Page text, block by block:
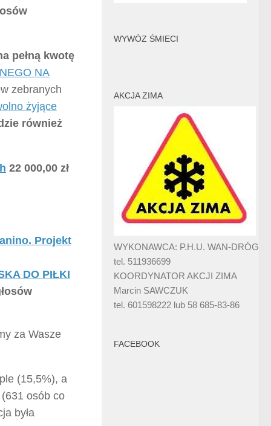
pełną kwotę
NA
zebranych
żyjące
również
22 000,00 zł
Projekt
DO PIŁKI
za Wasze
(15,5%), a
(631 osób co
była
WYWÓZ ŚMIECI
AKCJA ZIMA
WYKONAWCA: P.H.U. WAN-DRÓG
tel. 511936699
KOORDYNATOR AKCJI ZIMA
Marcin SAWCZUK
tel. 601598222 lub 58 685-83-86
FACEBOOK